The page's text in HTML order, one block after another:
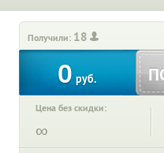
Получили: 18
0 руб.
Цена без скидки:
∞